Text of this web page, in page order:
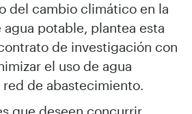
del cambio climático en la
potable, plantea esta
de investigación con
el uso de agua
de abastecimiento.